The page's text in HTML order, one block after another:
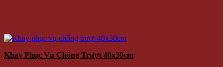
Khay Phục Vụ Chống Trượt 40x30cm